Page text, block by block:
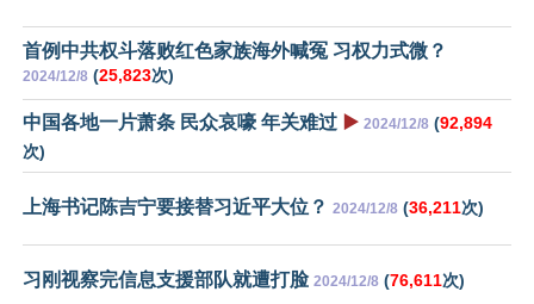
首例中共权斗落败红色家族海外喊冤 习权力式微？
2024/12/8 (25,823次)
中国各地一片萧条 民众哀嚎 年关难过 ▶️ 2024/12/8 (92,894
次)
上海书记陈吉宁要接替习近平大位？ 2024/12/8 (36,211次)
习刚视察完信息支援部队就遭打脸 2024/12/8 (76,611次)